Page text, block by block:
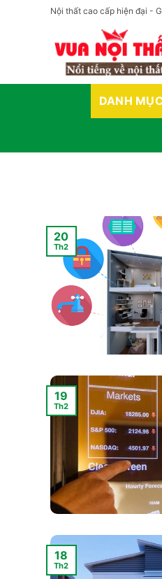
Nội thất cao cấp hiện đại -
DANH
20
Th2
19
Th2
18
Th2